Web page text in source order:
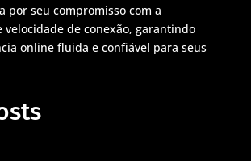
por seu compromisso com a
velocidade de conexão, garantindo
online fluida e confiável para seus